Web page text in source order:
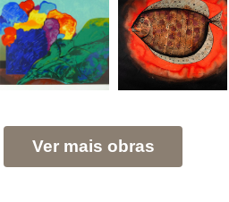
Ver mais obras